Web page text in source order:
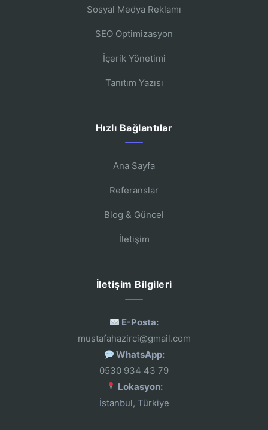
Sosyal Medya Reklamı
SEO Optimizasyon
İçerik Yönetimi
Tanıtım Yazısı
Hızlı Bağlantılar
Ana Sayfa
Referanslar
Blog & Güncel
İletişim
İletişim Bilgileri
E-Posta:
mustafahazirci@gmail.com
WhatsApp:
0530 934 43 79
Lokasyon:
İstanbul, Türkiye